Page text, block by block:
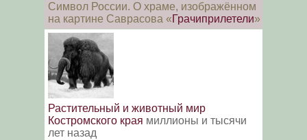
Символ России. О храме, изображённом
на картине Саврасова «Грачиприлетели»
Растительный и животный мир
Костромского края миллионы и тысячи
лет назад